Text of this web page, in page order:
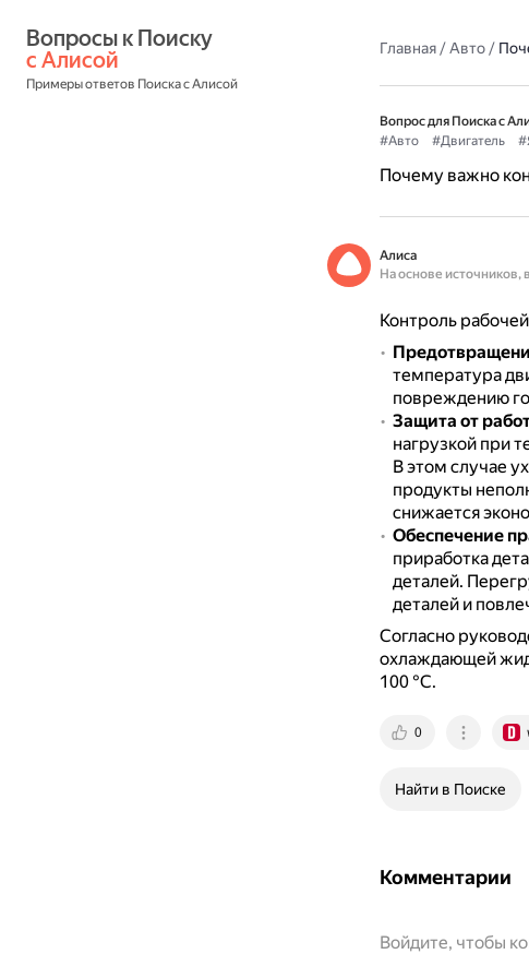
с Алисой
Примеры ответов Поиска с Алисой
Главная/Авто/
Вопрос для Поиска с
#Авто
#Двигатель
Почему важно
Алиса
На основе
Контроль
температура
повреждению
Защита от
нагрузкой при
В этом случае
продукты
снижается
Обеспечение
приработка
деталей.
деталей и
Согласно
охлаждающей
100 °С.
0
Найти в Поиске
Комментарии
Войдите, чтобы